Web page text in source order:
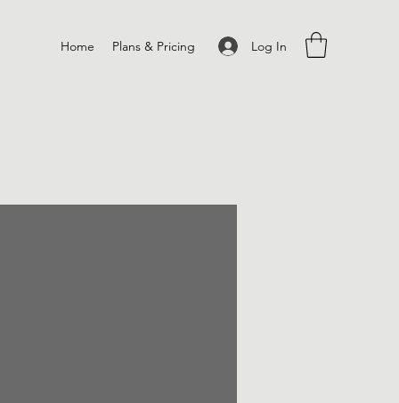
Log In
Home Plans & Pricing